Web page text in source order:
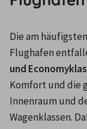
Die am
Flughafen
und
Komfort und die
Innenraum und
Wagenklassen.